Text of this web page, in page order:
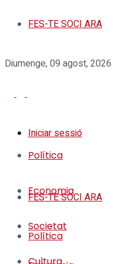
FES-TE SOCI ARA
Diumenge, 09 agost, 2026
Iniciar sessió
Política
Economia
Societat
FES-TE SOCI ARA
Política